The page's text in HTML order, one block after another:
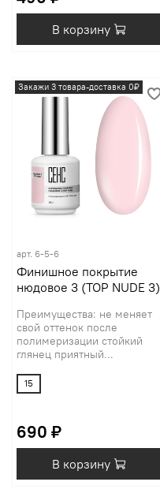
В корзину
Закажи 3 товара-доставка 0₽
арт. 6-5-6
Финишное покрытие
нюдовое 3 (TOP NUDE 3)
Преимущества: не меняет
свой оттенок после
полимеризации стойкий
глянец приятный...
15
690 ₽
В корзину